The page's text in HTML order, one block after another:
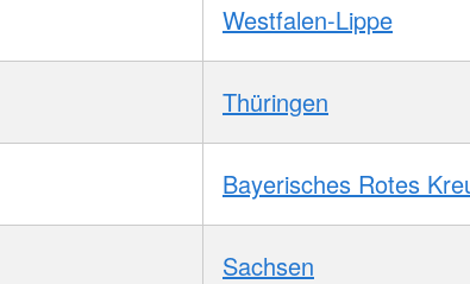
Westfalen-Lippe
Thüringen
Bayerisches Rotes
Sachsen